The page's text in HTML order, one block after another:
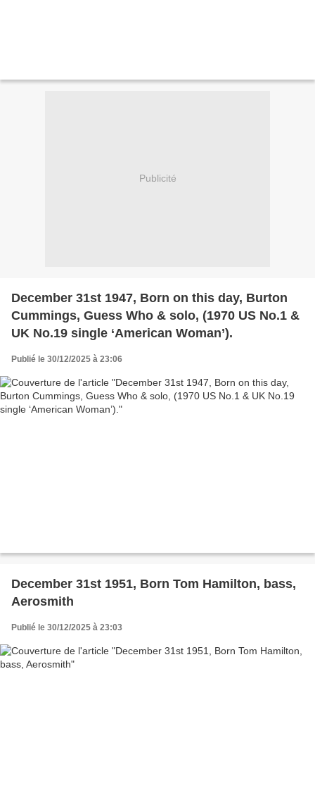
Publicité
December 31st 1947, Born on this day, Burton
Cummings, Guess Who & solo, (1970 US No.1 &
UK No.19 single ‘American Woman’).
Publié le 30/12/2025 à 23:06
December 31st 1951, Born Tom Hamilton, bass,
Aerosmith
Publié le 30/12/2025 à 23:03